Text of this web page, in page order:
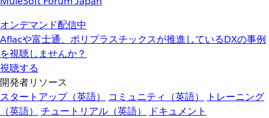
オンデマンド配信中
Aflacや富士通、ポリプラスチックスが推進しているDXの事例
を視聴しませんか？
視聴する
開発者リソース
スタートアップ（英語）
コミュニティ（英語）
トレーニング
（英語）
チュートリアル（英語）
ドキュメント